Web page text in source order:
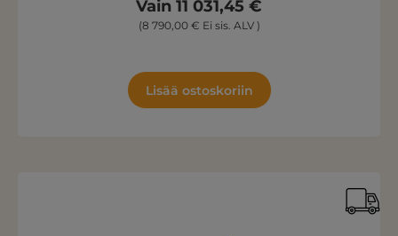
Vain 11 031,45 €
(8 790,00 € Ei sis. ALV )
Lisää ostoskoriin